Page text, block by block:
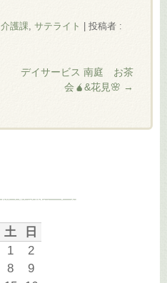
介護課 サテライト | 投稿者 :
デイサービス 南庭 お茶
会🧉&花見🌸 →
土
日
1
2
8
9